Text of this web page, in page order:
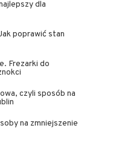
dla
poprawić stan
Frezarki do
czyli sposób na
na zmniejszenie